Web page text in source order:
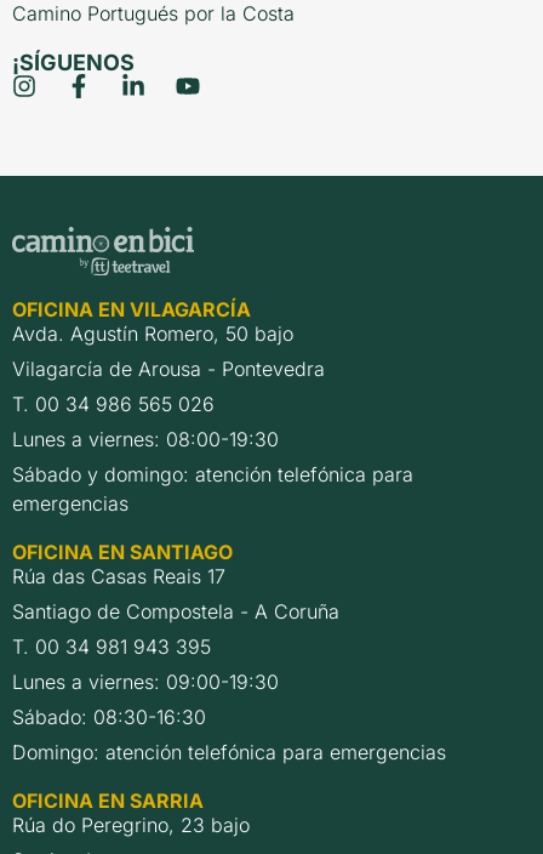
Camino Portugués por la Costa
¡SÍGUENOS
OFICINA EN VILAGARCÍA
Avda. Agustín Romero, 50 bajo
Vilagarcía de Arousa - Pontevedra
T. 00 34 986 565 026
Lunes a viernes: 08:00-19:30
Sábado y domingo: atención telefónica para
emergencias
OFICINA EN SANTIAGO
Rúa das Casas Reais 17
Santiago de Compostela - A Coruña
T. 00 34 981 943 395
Lunes a viernes: 09:00-19:30
Sábado: 08:30-16:30
Domingo: atención telefónica para emergencias
OFICINA EN SARRIA
Rúa do Peregrino, 23 bajo